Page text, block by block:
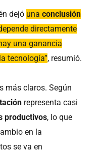
dejó una conclusión
directamente
una ganancia
tecnología”, resumió.
más claros. Según
representa casi
productivos, lo que
en la
se va en